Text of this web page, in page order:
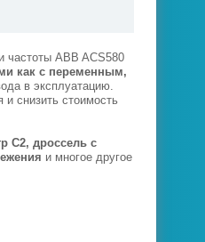
частоты ABB ACS580
как с переменным,
в эксплуатацию.
снизить стоимость
С2, дроссель с
и многое другое